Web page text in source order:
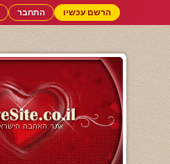
הרשם עכשיו התחבר